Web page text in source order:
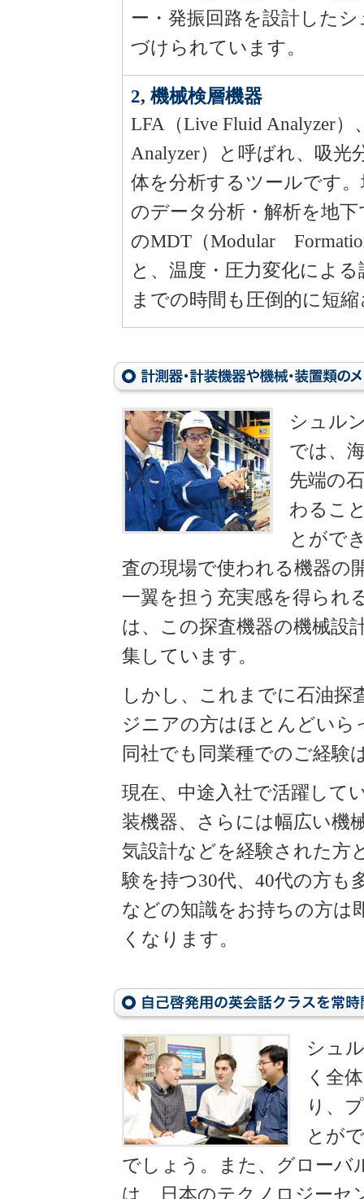
ー・発振回路を設計した
づけられています。
2, 機械検層機器
LFA（Live Fluid Analyzer）
Analyzer）と呼ばれ、吸光
体を分析するツールです
のデータ分析・解析を地
のMDT（Modular
と、温度・圧力変化によ
までの時間も圧倒的に短
シュル
では、
先端の
わるこ
とがで
査の現場で使われる機器の
一翼を担う充実感を得られ
は、この探査機器の機械設
集しています。
しかし、これまでに石油探
ジニアの方はほとんどい
同社でも同業種でのご経験
現在、中途入社で活躍して
装機器、さらには幅広い機
気設計などを経験された方
験を持つ30代、40代の方も
などの知識をお持ちの方は
くなります。
シュ
く全
り、
とが
でしょう。また、グローバ
は、日本のテクノロジーセ